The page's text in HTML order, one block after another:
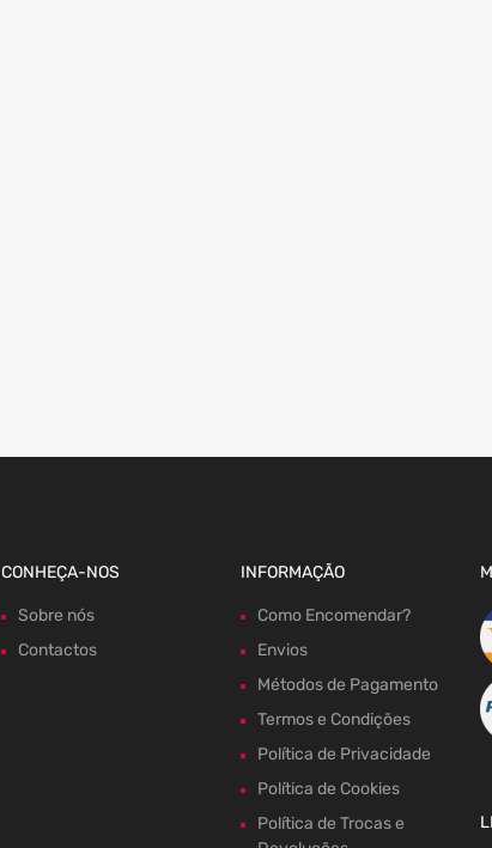
CONHEÇA-NOS
Sobre nós
Contactos
INFORMAÇÃO
Como Encomendar?
Envios
Métodos de Pagamento
Termos e Condições
Política de Privacidade
Política de Cookies
Política de Trocas e